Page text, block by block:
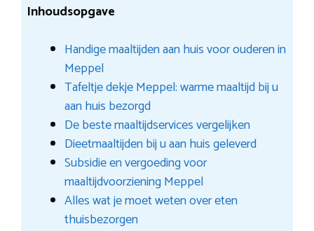
Inhoudsopgave
Handige maaltijden aan huis voor ouderen in
Meppel
Tafeltje dekje Meppel: warme maaltijd bij u
aan huis bezorgd
De beste maaltijdservices vergelijken
Dieetmaaltijden bij u aan huis geleverd
Subsidie en vergoeding voor
maaltijdvoorziening Meppel
Alles wat je moet weten over eten
thuisbezorgen